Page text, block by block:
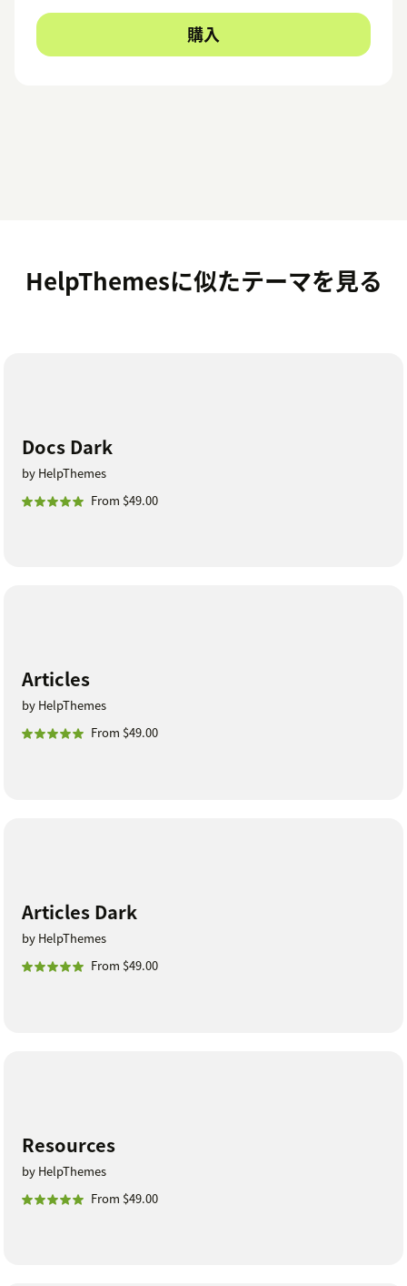
購入
HelpThemesに似たテーマを見る
Docs Dark
by HelpThemes
From $49.00
Articles
by HelpThemes
From $49.00
Articles Dark
by HelpThemes
From $49.00
Resources
by HelpThemes
From $49.00